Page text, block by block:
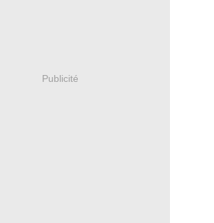
Publicité